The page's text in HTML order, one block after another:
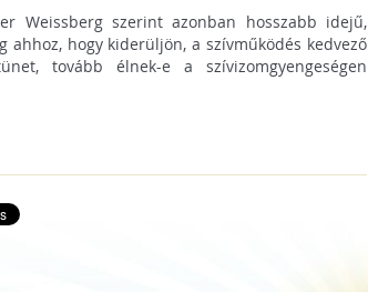
Weissberg szerint azonban hosszabb idejű,
hogy kiderüljön, a szívműködés kedvező
tovább élnek-e a szívizomgyengeségen